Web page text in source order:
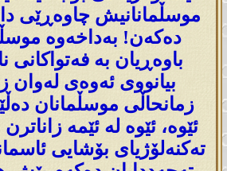
موسڵمانانیش چاوەڕێی
دەکەن! بەداخەوە
باوەڕیان بە فەتواکانی
بیانووی ئەوەی لەوان
زمانحاڵی موسڵمانان
ئێوە، ئێوە لە ئێمە
تەکنەلۆژیای بۆشایی